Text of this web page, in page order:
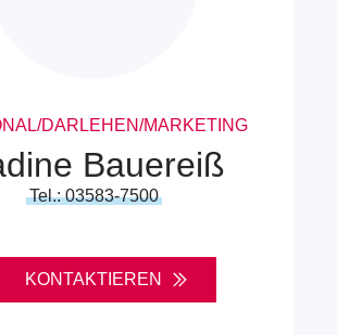
DARLEHEN/MARKETING
Bauereiß
Tel.: 03583-7500
KONTAKTIEREN